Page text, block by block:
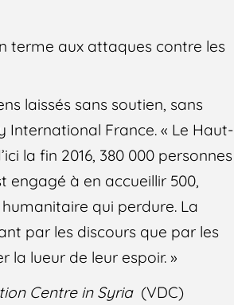
terme aux attaques contre les
laissés sans soutien, sans
International France. « Le Haut-
la fin 2016, 380 000 personnes
engagé à en accueillir 500,
qui perdure. La
par les discours que par les
la lueur de leur espoir. »
Centre in Syria(VDC)